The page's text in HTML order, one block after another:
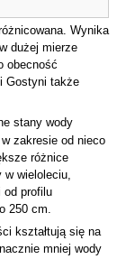
Wynika
dużej mierze
obecność
Gostyni także
stany wody
zakresie od nieco
różnice
wieloleciu,
od profilu
250 cm.
kształtują się na
mniej wody